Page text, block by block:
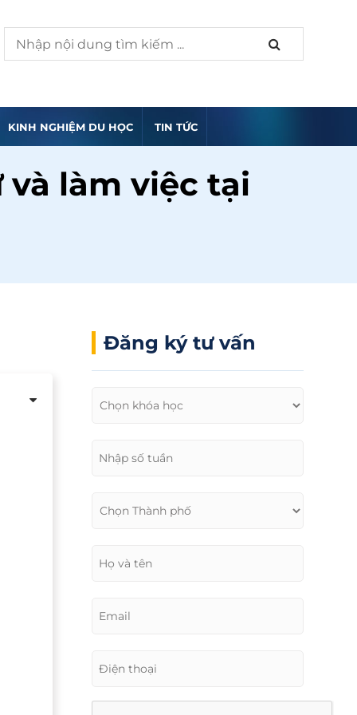
KINH NGHIỆM DU HỌC TIN TỨC
làm việc tại
Đăng ký tư vấn